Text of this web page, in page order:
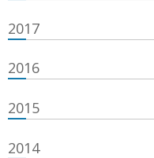
2017
2016
2015
2014